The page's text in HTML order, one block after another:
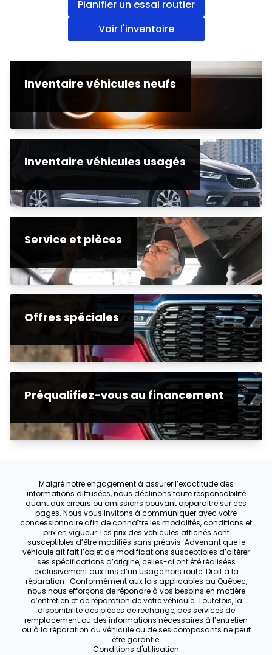
Planifier un essai routier
Voir l'inventaire
Inventaire véhicules neufs
Inventaire véhicules usagés
Service et pièces
Offres spéciales
Préqualifiez-vous au financement
Malgré notre engagement à assurer l’exactitude des
informations diffusées, nous déclinons toute responsabilité
quant aux erreurs ou omissions pouvant apparaître sur ces
pages. Nous vous invitons à communiquer avec votre
concessionnaire afin de connaître les modalités, conditions et
prix en vigueur. Les prix des véhicules affichés sont
susceptibles d’être modifiés sans préavis. Advenant que le
véhicule ait fait l’objet de modifications susceptibles d’altérer
ses spécifications d’origine, celles-ci ont été réalisées
exclusivement aux fins d’un usage hors route. Droit à la
réparation : Conformément aux lois applicables au Québec,
nous nous efforçons de répondre à vos besoins en matière
d’entretien et de réparation de votre véhicule. Toutefois, la
disponibilité des pièces de rechange, des services de
remplacement ou des informations nécessaires à l’entretien
ou à la réparation du véhicule ou de ses composants ne peut
être garantie.
Conditions d'utilisation